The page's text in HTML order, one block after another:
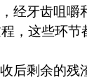
经牙齿咀嚼
，这些环
后剩余的残